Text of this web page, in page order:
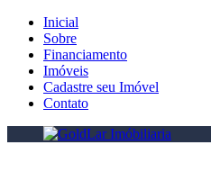
Inicial
Sobre
Financiamento
Imóveis
Cadastre seu Imóvel
Contato